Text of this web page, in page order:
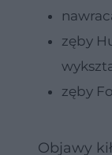
zęby
zęby
Objawy